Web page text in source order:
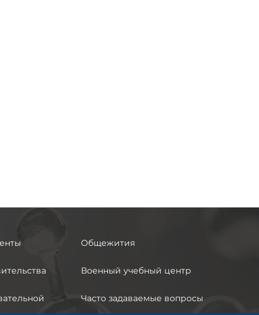
Общежития
Военный учебный центр
Часто задаваемые вопросы